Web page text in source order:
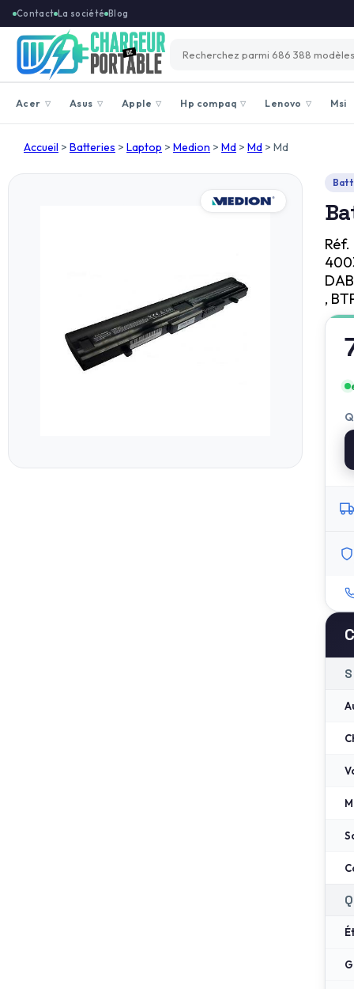
Contact La société Blog
Acer ▽ Asus ▽ Apple ▽ Hp compaq ▽ Lenovo ▽ Msi
Accueil > Batteries > Laptop > Medion > Md > Md > Md
,